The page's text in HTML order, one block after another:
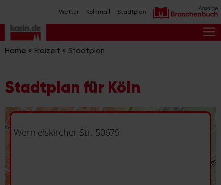
Inhalt
springen
Wetter Kölnmail Stadtplan
Home » Freizeit » Stadtplan
Stadtplan für Köln